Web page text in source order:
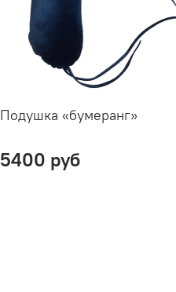
Подушка «бумеранг»
5400 руб